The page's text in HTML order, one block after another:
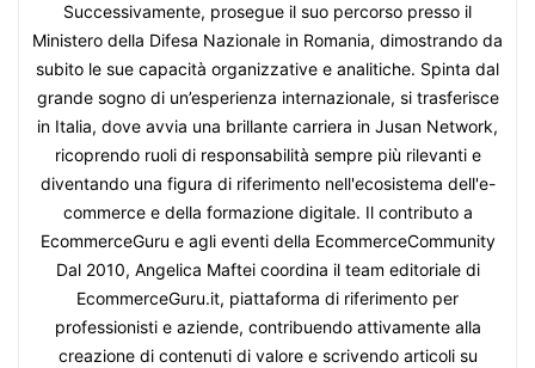
Successivamente, prosegue il suo percorso presso il
Ministero della Difesa Nazionale in Romania, dimostrando da
subito le sue capacità organizzative e analitiche. Spinta dal
grande sogno di un’esperienza internazionale, si trasferisce
in Italia, dove avvia una brillante carriera in Jusan Network,
ricoprendo ruoli di responsabilità sempre più rilevanti e
diventando una figura di riferimento nell'ecosistema dell'e-
commerce e della formazione digitale. Il contributo a
EcommerceGuru e agli eventi della EcommerceCommunity
Dal 2010, Angelica Maftei coordina il team editoriale di
EcommerceGuru.it, piattaforma di riferimento per
professionisti e aziende, contribuendo attivamente alla
creazione di contenuti di valore e scrivendo articoli su